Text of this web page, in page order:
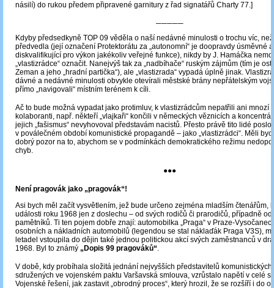
násilí) do rukou předem připravené garnitury z řad signatářů Charty 77.]
─────
Kdyby předsedkyně TOP 09 věděla o naší nedávné minulosti o trochu víc,
předvedla (její označení Protektorátu za „autonomní“ je doopravdy úsměvné
diskvalifikující pro výkon jakékoliv veřejné funkce), nikdy by J. Hamáčka
„vlastizrádce“ označit. Nanejvýš tak za „nadbíhače“ ruským zájmům (tím je
Zeman a jeho „hradní partička“), ale „vlastizrada“ vypadá úplně jinak.
dávné a nedávné minulosti obvykle otevírali městské brány nepřátelským
přímo „navigovali“ místním terénem k cíli.
Ač to bude možná vypadat jako protimluv, k vlastizrádcům nepatřili ani mnozí
kolaboranti, např. někteří „vlajkaři“ končili v německých věznicích a
jejich „fašismus“ nevyhovoval představám nacistů. Přesto právě tito lidé
v poválečném období komunistické propagandě – jako „vlastizrádci“. Měli
dobrý pozor na to, abychom se v podmínkách demokratického režimu
chyb.
●●●
Není pragovák jako „pragovák“!
Asi bych měl začít vysvětlením, jež bude určeno zejména mladším čtenářům,
události roku 1968 jen z doslechu – od svých rodičů či prarodičů, případně od
pamětníků. Ti ten pojem dobře znají: automobilka „Praga“ v Praze-
osobních a nákladních automobilů (legendou se stal náklaďák Praga V3S),
letadel vstoupila do dějin také jednou politickou akcí svých zaměstnanců v
1968. Byl to známý „Dopis 99 pragováků“.
V době, kdy probíhala složitá jednání nejvyšších představitelů komunistických
sdružených ve vojenském paktu Varšavská smlouva, vzrůstalo napětí v celé
Vojenské řešení, jak zastavit „obrodný proces“, který hrozil, že se rozšíří i do